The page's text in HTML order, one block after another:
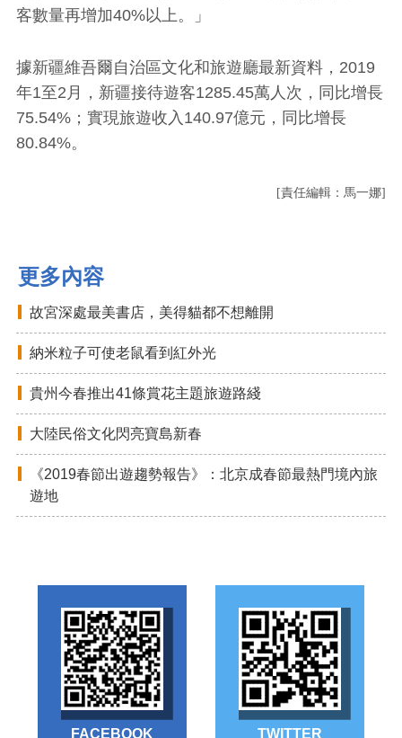
客數量再增加40%以上。」
據新疆維吾爾自治區文化和旅遊廳最新資料，2019
年1至2月，新疆接待遊客1285.45萬人次，同比增長
75.54%；實現旅遊收入140.97億元，同比增長
80.84%。
[責任編輯：馬一娜]
更多內容
故宮深處最美書店，美得貓都不想離開
納米粒子可使老鼠看到紅外光
貴州今春推出41條賞花主題旅遊路綫
大陸民俗文化閃亮寶島新春
《2019春節出遊趨勢報告》：北京成春節最熱門境內旅
遊地
FACEBOOK TWITTER